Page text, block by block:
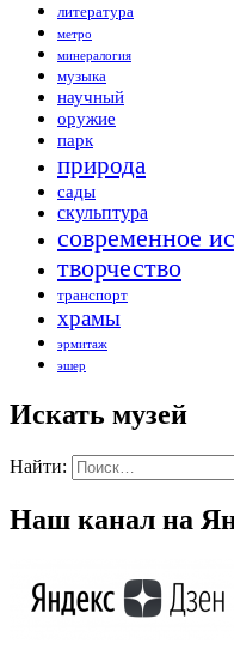
литература
метро
минералогия
музыка
научный
оружие
парк
природа
сады
скульптура
современное
творчество
транспорт
храмы
эрмитаж
эшер
Искать музей
Найти:
Наш канал на